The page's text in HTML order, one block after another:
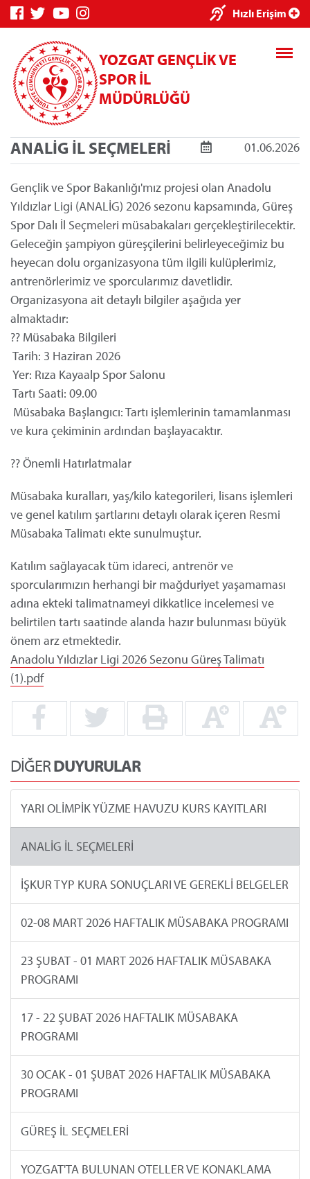
Hızlı Erişim
YOZGAT GENÇLİK VE
SPOR İL
MÜDÜRLÜĞÜ
ANALİG İL SEÇMELERİ 01.06.2026
Gençlik ve Spor Bakanlığı'mız projesi olan Anadolu
Yıldızlar Ligi (ANALİG) 2026 sezonu kapsamında, Güreş
Spor Dalı İl Seçmeleri müsabakaları gerçekleştirilecektir.
Geleceğin şampiyon güreşçilerini belirleyeceğimiz bu
heyecan dolu organizasyona tüm ilgili kulüplerimiz,
antrenörlerimiz ve sporcularımız davetlidir.
Organizasyona ait detaylı bilgiler aşağıda yer
almaktadır:
?? Müsabaka Bilgileri
Tarih: 3 Haziran 2026
Yer: Rıza Kayaalp Spor Salonu
Tartı Saati: 09.00
Müsabaka Başlangıcı: Tartı işlemlerinin tamamlanması
ve kura çekiminin ardından başlayacaktır.
?? Önemli Hatırlatmalar
Müsabaka kuralları, yaş/kilo kategorileri, lisans işlemleri
ve genel katılım şartlarını detaylı olarak içeren Resmi
Müsabaka Talimatı ekte sunulmuştur.
Katılım sağlayacak tüm idareci, antrenör ve
sporcularımızın herhangi bir mağduriyet yaşamaması
adına ekteki talimatnameyi dikkatlice incelemesi ve
belirtilen tartı saatinde alanda hazır bulunması büyük
önem arz etmektedir.
Anadolu Yıldızlar Ligi 2026 Sezonu Güreş Talimatı
(1).pdf
DİĞERDUYURULAR
YARI OLİMPİK YÜZME HAVUZU KURS KAYITLARI
ANALİG İL SEÇMELERİ
İŞKUR TYP KURA SONUÇLARI VE GEREKLİ BELGELER
02-08 MART 2026 HAFTALIK MÜSABAKA PROGRAMI
23 ŞUBAT - 01 MART 2026 HAFTALIK MÜSABAKA
PROGRAMI
17 - 22 ŞUBAT 2026 HAFTALIK MÜSABAKA
PROGRAMI
30 OCAK - 01 ŞUBAT 2026 HAFTALIK MÜSABAKA
PROGRAMI
GÜREŞ İL SEÇMELERİ
YOZGAT'TA BULUNAN OTELLER VE KONAKLAMA
×
Genç Bilgi
Spor Bilgi
Kredi/Yurt
Kredi/Yurt E-
Ödeme